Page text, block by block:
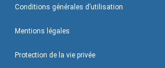
Conditions générales d’utilisation
Mentions légales
Protection de la vie privée